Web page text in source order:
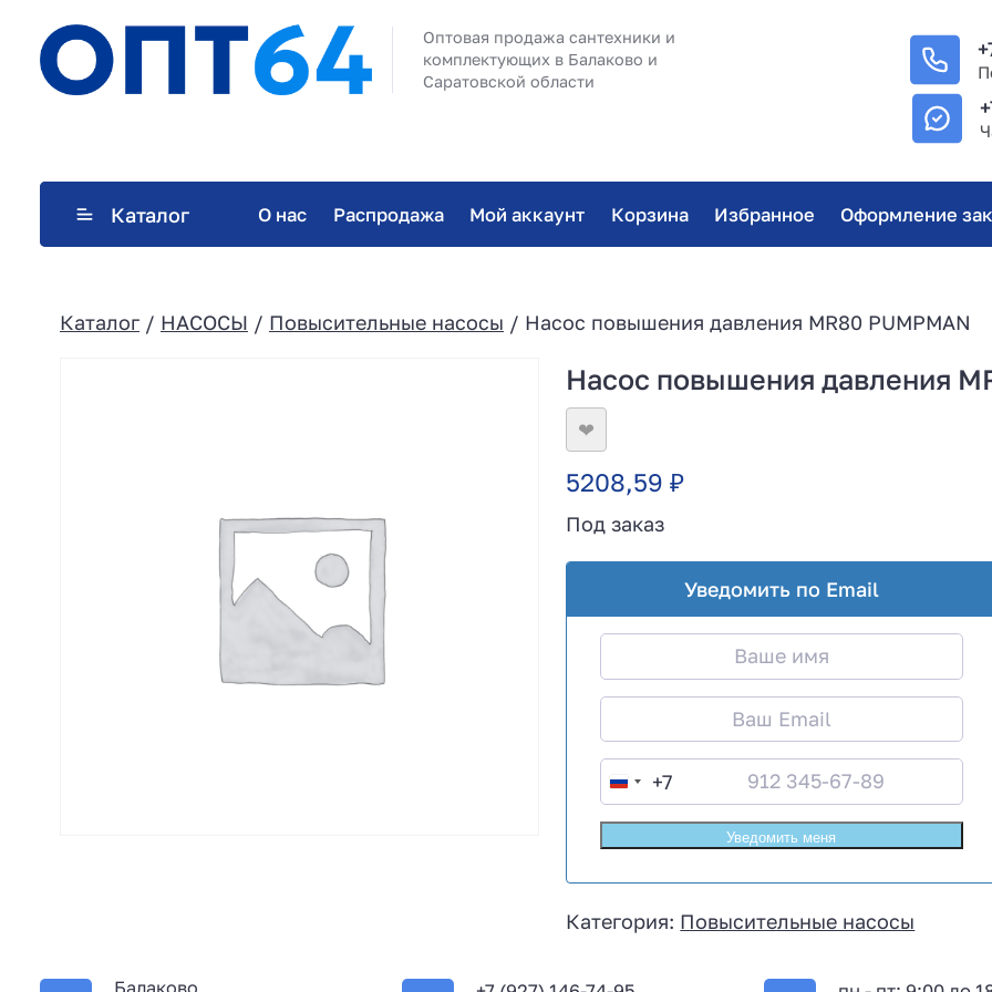
Оптовая продажа сантехники и
комплектующих в Балаково и
Саратовской области
Каталог О нас Распродажа Мой аккаунт Корзина Избранное Оформление
Каталог / НАСОСЫ / Повысительные насосы / Насос повышения давления MR80 PUMPMAN
Насос повышения давления
❤
5208,59₽
Под заказ
Уведомить по Email
R
u
s
s
i
+7
Категория: Повысительные насосы
Балаково